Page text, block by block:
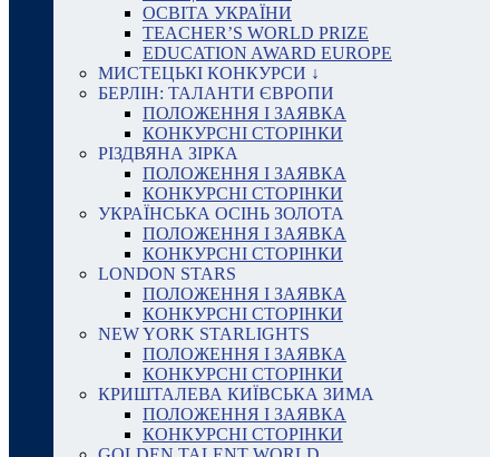
ОСВІТА УКРАЇНИ
TEACHER’S WORLD PRIZE
EDUCATION AWARD EUROPE
МИСТЕЦЬКІ КОНКУРСИ ↓
БЕРЛІН: ТАЛАНТИ ЄВРОПИ
ПОЛОЖЕННЯ І ЗАЯВКА
КОНКУРСНІ СТОРІНКИ
РІЗДВЯНА ЗІРКА
ПОЛОЖЕННЯ І ЗАЯВКА
КОНКУРСНІ СТОРІНКИ
УКРАЇНСЬКА ОСІНЬ ЗОЛОТА
ПОЛОЖЕННЯ І ЗАЯВКА
КОНКУРСНІ СТОРІНКИ
LONDON STARS
ПОЛОЖЕННЯ І ЗАЯВКА
КОНКУРСНІ СТОРІНКИ
NEW YORK STARLIGHTS
ПОЛОЖЕННЯ І ЗАЯВКА
КОНКУРСНІ СТОРІНКИ
КРИШТАЛЕВА КИЇВСЬКА ЗИМА
ПОЛОЖЕННЯ І ЗАЯВКА
КОНКУРСНІ СТОРІНКИ